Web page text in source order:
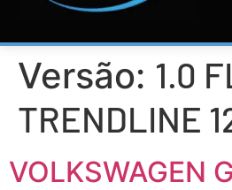
Versão: 1.0
TRENDLINE
VOLKSWAGEN